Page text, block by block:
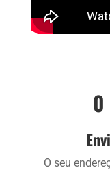
0
O seu